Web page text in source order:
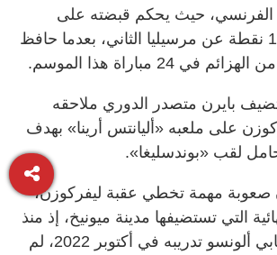
الفرنسي، حيث يحكم قبضته على
الصدارة بفارق 13 نقطة عن مرسيليا الثاني، بعدما حافظ
24 مباراة هذا الموسم.
بايرن متصدر الدوري ملاحقه
على ملعبه «أليانتس أرينا» بهدف
لقب «بوندسليغا».
صعوبة مهمة تخطي عقبة ليفركوزن،
التي تستضيفها مدينة ميونيخ، إذ منذ
تولي الإسباني شابي ألونسو تدريبه في أكتوبر 2022، لم